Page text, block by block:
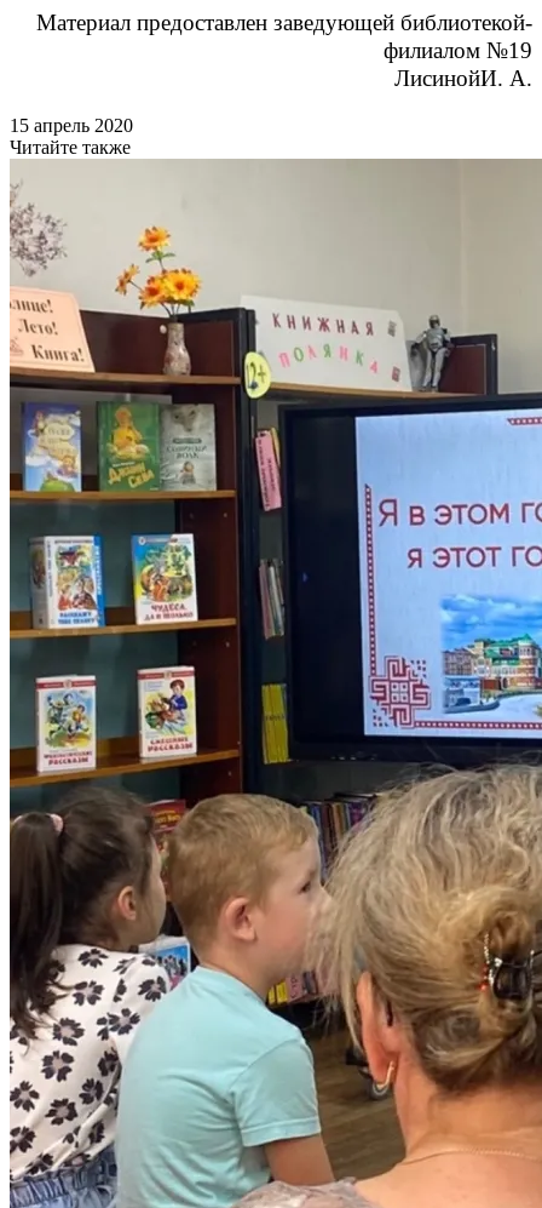
Материал предоставлен заведующей библиотекой-
филиалом №19
ЛисинойИ. А.
15 апрель 2020
Читайте также